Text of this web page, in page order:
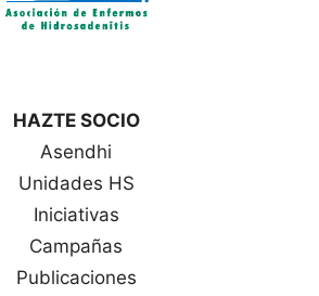
HAZTE SOCIO
Asendhi
Unidades HS
Iniciativas
Campañas
Publicaciones